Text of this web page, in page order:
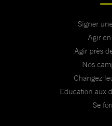
Signer
Agir
Agir près
Nos
Changez
Education aux
Se